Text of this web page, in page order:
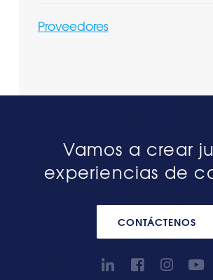
Proveedores
Vamos a crear
experiencias de
CONTÁCTENOS